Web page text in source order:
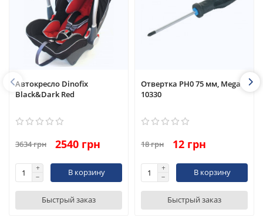
Автокресло Dinofix
Black&Dark Red
3634 грн 2540 грн
В корзину
Быстрый заказ
Отвертка PH0 75 мм, Mega
10330
18 грн 12 грн
В корзину
Быстрый заказ